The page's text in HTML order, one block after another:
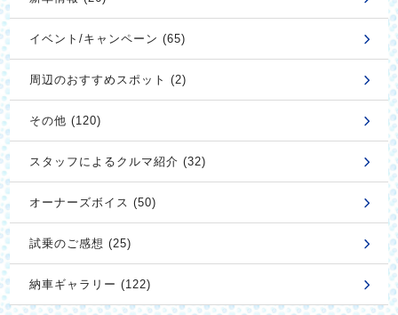
イベント/キャンペーン (65)
周辺のおすすめスポット (2)
その他 (120)
スタッフによるクルマ紹介 (32)
オーナーズボイス (50)
試乗のご感想 (25)
納車ギャラリー (122)